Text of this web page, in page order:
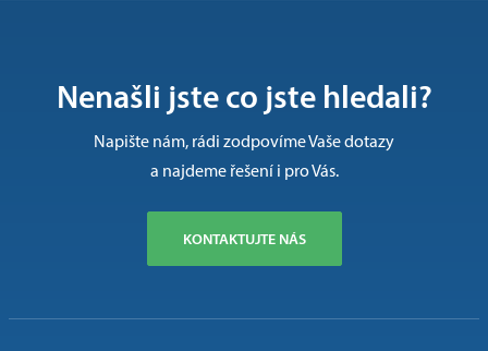
Nenašli jste co jste hledali?
Napište nám, rádi zodpovíme Vaše dotazy
a najdeme řešení i pro Vás.
KONTAKTUJTE NÁS